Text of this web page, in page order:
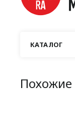
КАТАЛОГ
Похожие